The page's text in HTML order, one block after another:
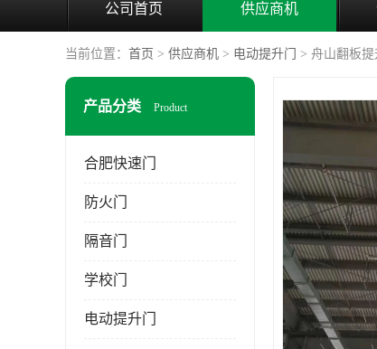
公司首页 供应商机
当前位置： 首页 > 供应商机 > 电动提升门 > 舟山翻板
产品分类 Product
合肥快速门
防火门
隔音门
学校门
电动提升门